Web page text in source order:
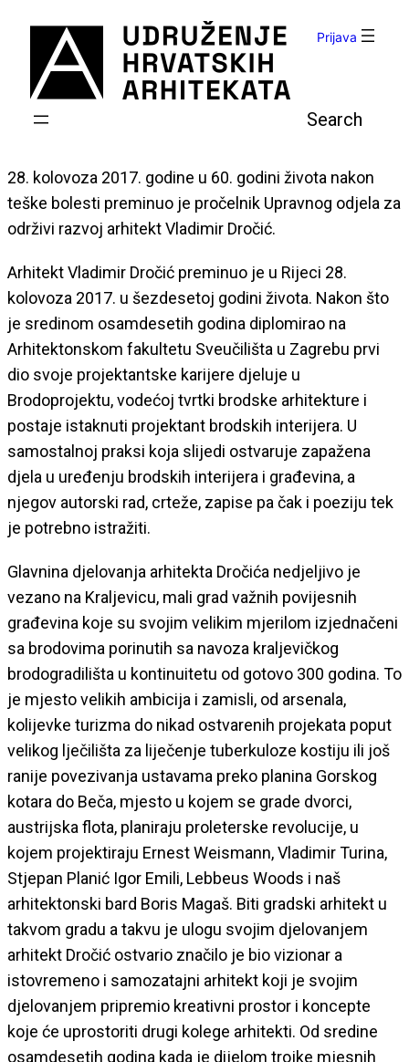
sadržaja
Prijava
28. kolovoza 2017. godine u 60. godini života nakon
teške bolesti preminuo je pročelnik Upravnog odjela za
održivi razvoj arhitekt Vladimir Dročić.
Arhitekt Vladimir Dročić preminuo je u Rijeci 28.
kolovoza 2017. u šezdesetoj godini života. Nakon što
je sredinom osamdesetih godina diplomirao na
Arhitektonskom fakultetu Sveučilišta u Zagrebu prvi
dio svoje projektantske karijere djeluje u
Brodoprojektu, vodećoj tvrtki brodske arhitekture i
postaje istaknuti projektant brodskih interijera. U
samostalnoj praksi koja slijedi ostvaruje zapažena
djela u uređenju brodskih interijera i građevina, a
njegov autorski rad, crteže, zapise pa čak i poeziju tek
je potrebno istražiti.
Glavnina djelovanja arhitekta Dročića nedjeljivo je
vezano na Kraljevicu, mali grad važnih povijesnih
građevina koje su svojim velikim mjerilom izjednačeni
sa brodovima porinutih sa navoza kraljevičkog
brodogradilišta u kontinuitetu od gotovo 300 godina. To
je mjesto velikih ambicija i zamisli, od arsenala,
kolijevke turizma do nikad ostvarenih projekata poput
velikog lječilišta za liječenje tuberkuloze kostiju ili još
ranije povezivanja ustavama preko planina Gorskog
kotara do Beča, mjesto u kojem se grade dvorci,
austrijska flota, planiraju proleterske revolucije, u
kojem projektiraju Ernest Weismann, Vladimir Turina,
Stjepan Planić Igor Emili, Lebbeus Woods i naš
arhitektonski bard Boris Magaš. Biti gradski arhitekt u
takvom gradu a takvu je ulogu svojim djelovanjem
arhitekt Dročić ostvario značilo je bio vizionar a
istovremeno i samozatajni arhitekt koji je svojim
djelovanjem pripremio kreativni prostor i koncepte
koje će uprostoriti drugi kolege arhitekti. Od sredine
osamdesetih godina kada je dijelom trojke mjesnih